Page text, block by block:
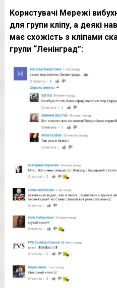
Користувачі Мережі
для групи кліпу, а деякі
має схожість з кліпами
групи “Ленінград”: